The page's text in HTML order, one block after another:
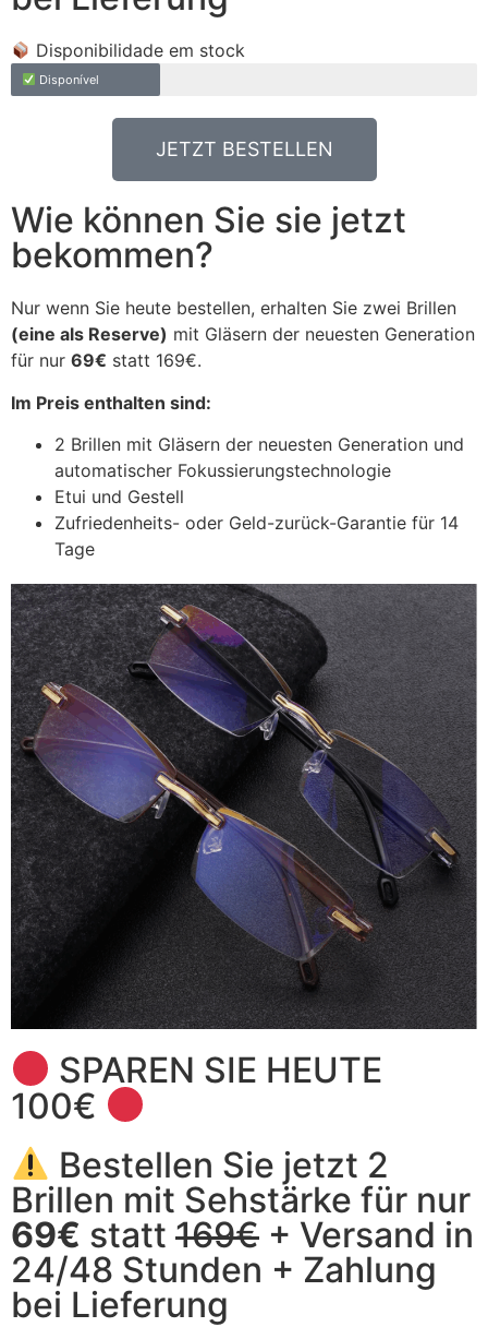
Disponibilidade em stock
Disponível
JETZT BESTELLEN
Wie können Sie sie jetzt
bekommen?
Nur wenn Sie heute bestellen, erhalten Sie zwei Brillen
(eine als Reserve) mit Gläsern der neuesten Generation
für nur 69€ statt 169€.
Im Preis enthalten sind:
2 Brillen mit Gläsern der neuesten Generation und
automatischer Fokussierungstechnologie
Etui und Gestell
Zufriedenheits- oder Geld-zurück-Garantie für 14
Tage
SPAREN SIE HEUTE
100€
Bestellen Sie jetzt 2
Brillen mit Sehstärke für nur
69€ statt 169€ + Versand in
24/48 Stunden + Zahlung
bei Lieferung